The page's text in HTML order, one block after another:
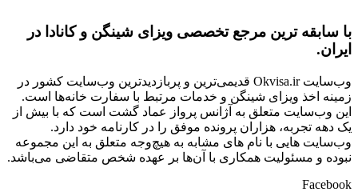
با سابقه ‌ترین مرجع تخصصی ویزای شینگن و کانادا در
ایران.
وب‌سایت Okvisa.ir قدیمی‌ترین و پربازدیدترین وب‌سایت کشور در
زمینه اخذ ویزای شینگن و خدمات مرتبط با سفارت‌ خانه‌ها است.
این وب‌سایت متعلق به آژانس پرواز عماد گشت است که با بیش از
یک دهه تجربه، هزاران پرونده موفق را در کارنامه خود دارد.
وب‌سایت‌ هایی با نام‌ های مشابه به هیچ‌وجه متعلق به این مجموعه
نبوده و مسئولیت همکاری با آن‌ها بر عهده شخص متقاضی می‌باشد.
Facebook